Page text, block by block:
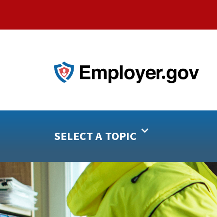
SELECT A TOPIC